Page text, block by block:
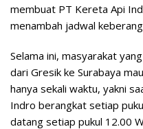
membuat PT Kereta Api
menambah jadwal
Selama ini, masyarakat
dari Gresik ke Surabaya
hanya sekali waktu, yakni
Indro berangkat setiap
datang setiap pukul 12.00